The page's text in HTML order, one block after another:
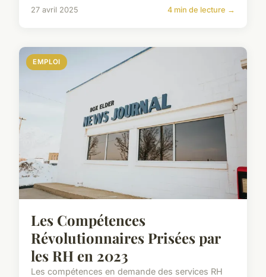
27 avril 2025 4 min de lecture →
EMPLOI
Les Compétences
Révolutionnaires Prisées par
les RH en 2023
Les compétences en demande des services RH